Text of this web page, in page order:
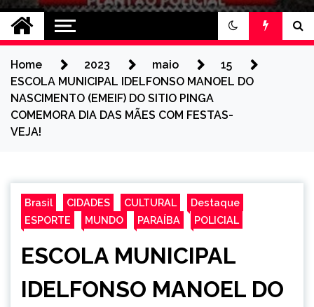
Home 2023 maio
15
ESCOLA MUNICIPAL IDELFONSO MANOEL DO
NASCIMENTO (EMEIF) DO SITIO PINGA
COMEMORA DIA DAS MÃES COM FESTAS-
VEJA!
Brasil CIDADES CULTURAL
Destaque
ESPORTE
MUNDO PARAÍBA POLICIAL
ESCOLA MUNICIPAL
IDELFONSO MANOEL DO